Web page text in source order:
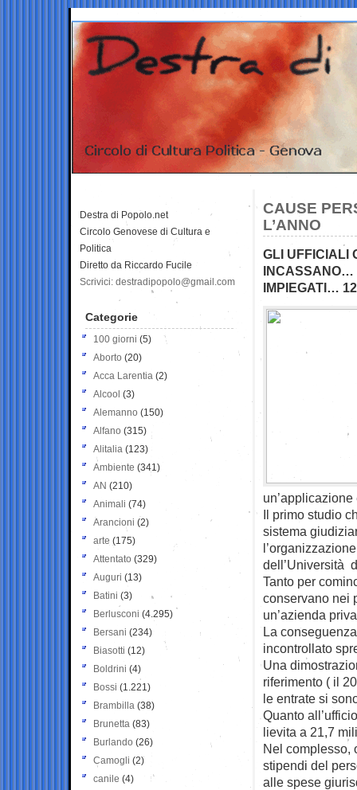
CAUSE
L’ANNO
GLI UFFICIALI
INCASSANO…
IMPIEGATI…
Il primo studio
sistema
dell’Università
Tanto per
conservano nei
un’azienda
La
incontrollato
Una
riferimento ( il
le entrate si
Quanto
lievita a 21,7
Nel complesso,
stipendi del
alle spese
Destra di Popolo.net
Circolo Genovese di Cultura e
Politica
Diretto da Riccardo Fucile
Scrivici: destradipopolo@gmail.com
Categorie
100 giorni (5)
Aborto (20)
Acca Larentia (2)
Alcool (3)
Alemanno (150)
Alfano (315)
Alitalia (123)
Ambiente (341)
AN (210)
Animali (74)
Arancioni (2)
arte (175)
Attentato (329)
Auguri (13)
Batini (3)
Berlusconi (4.295)
Bersani (234)
Biasotti (12)
Boldrini (4)
Bossi (1.221)
Brambilla (38)
Brunetta (83)
Burlando (26)
Camogli (2)
canile (4)